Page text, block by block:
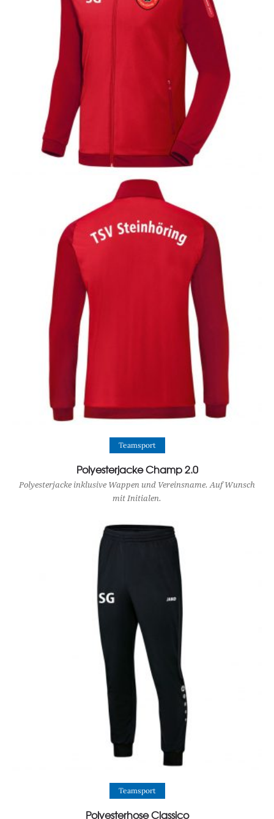
View Product
Teamsport
Polyesterjacke Champ 2.0
Polyesterjacke inklusive Wappen und Vereinsname. Auf Wunsch
mit Initialen.
View Product
Teamsport
Polyesterhose Classico